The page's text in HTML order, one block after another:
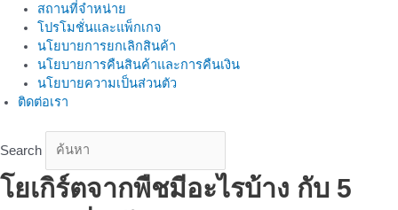
สถานที่จำหน่าย
โปรโมชั่นและแพ็กเกจ
นโยบายการยกเลิกสินค้า
นโยบายการคืนสินค้าและการคืนเงิน
นโยบายความเป็นส่วนตัว
ติดต่อเรา
Search
โยเกิร์ตจากพืชมีอะไรบ้าง กับ 5